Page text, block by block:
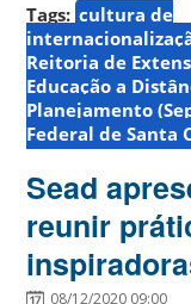
Tags: cultura de
Reitoria de
Educação a
Planejamento
Federal de Santa
Sead
reunir
08/12/2020 09:00